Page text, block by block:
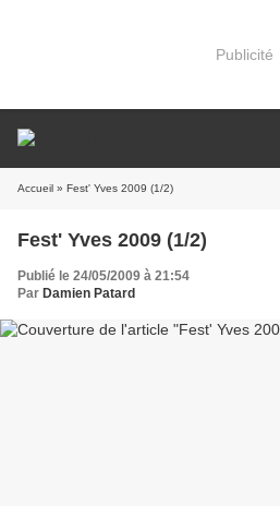
Publicité
Accueil » Fest' Yves 2009 (1/2)
Fest' Yves 2009 (1/2)
Publié le 24/05/2009 à 21:54
Par Damien Patard